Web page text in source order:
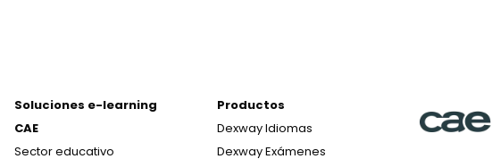
Soluciones e-learning
CAE
Sector educativo
Productos
Dexway Idiomas
Dexway Exámenes